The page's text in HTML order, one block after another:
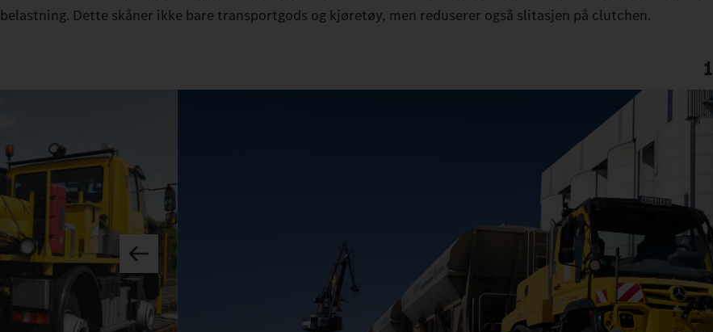
belastning. Dette skåner ikke bare transportgods og kjøretøy, men reduserer også slitasjen på clutchen.
1